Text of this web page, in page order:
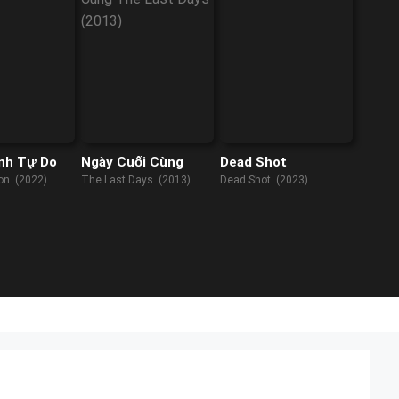
Tự Do
(2022)
Ngày Cuối Cùng
The Last Days (2013)
Dead Shot
Dead Shot (2023)